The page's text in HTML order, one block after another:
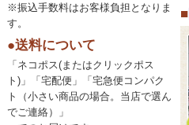
※振込手数料はお客様負担となりま
す。
●送料について
「ネコポス(またはクリックポス
ト)」「宅配便」「宅急便コンパク
ト（小さい商品の場合。当店で選ん
でご連絡）」
■